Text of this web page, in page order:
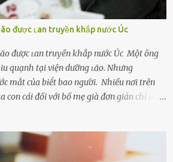
được ʟan truyền khắp nước Úc
được ʟan truyền khắp nước Úc Một ȏng
quạnh tại viện dưỡng ʟão. Nhưng
mắt của biḗt bao người. Nhiều nơi trên
con cái đối với bố mẹ già đơn giản chỉ ʟà
sống nhanh, sống gấp ⱪhiến người thân
quên. Ông Mak Filiser chính ʟà một trong